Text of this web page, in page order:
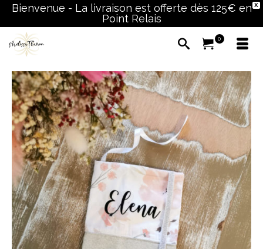
X
Bienvenue - La livraison est offerte dès 125€ en
Point Relais
0